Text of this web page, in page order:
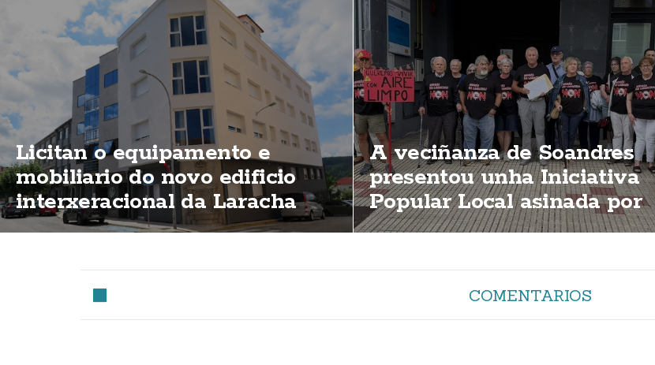
Licitan o equipamento e
mobiliario do novo edificio
interxeracional da Laracha
A veciñanza de Soandres
presentou unha Iniciativa
Popular Local asinada por
2.000 persoas para que o
COMENTARIOS